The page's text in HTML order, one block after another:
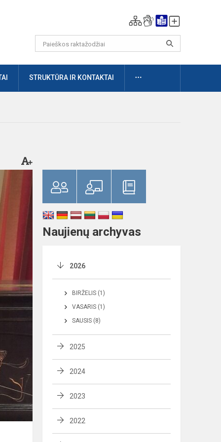
STRUKTŪRA IR KONTAKTAI DAUGIAU
Naujienų archyvas
2026
BIRŽELIS (1)
VASARIS (1)
SAUSIS (8)
2025
2024
2023
2022